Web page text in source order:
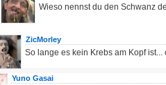
Wieso nennst du den Schwanz
ZicMorley
So lange es kein Krebs am Kopf
Yuno Gasai